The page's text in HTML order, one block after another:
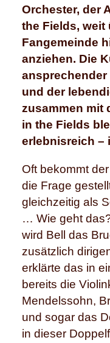
Orchester, der
the Fields, weit
Fangemeinde
anziehen. Die
und der
zusammen mit
in the Fields
erlebnisreich –
Oft bekommt
die Frage
gleichzeitig als
… Wie geht
wird Bell das
zusätzlich
erklärte das in
bereits die
Mendelssohn,
und sogar das
in dieser